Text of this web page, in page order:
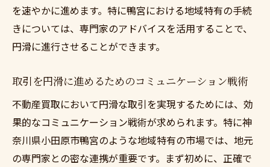
を速やかに進めます。特に鴨宮における地域特有の手続
きについては、専門家のアドバイスを活用することで、
円滑に進行させることができます。
取引を円滑に進めるためのコミュニケーション戦術
不動産買取において円滑な取引を実現するためには、効
果的なコミュニケーション戦術が求められます。特に神
奈川県小田原市鴨宮のような地域特有の市場では、地元
の専門家との密な連携が重要です。まず初めに、正確で